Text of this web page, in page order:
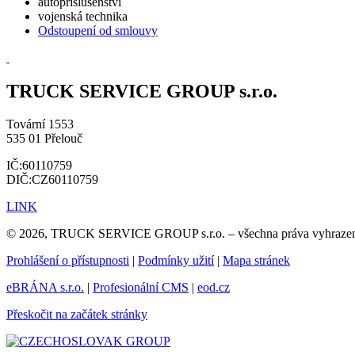
vojenská technika
Odstoupení od smlouvy
TRUCK SERVICE GROUP s.r.o.
Tovární 1553
535 01 Přelouč
IČ:60110759
DIČ:CZ60110759
LINK
© 2026, TRUCK SERVICE GROUP s.r.o. – všechna práva
Prohlášení o přístupnosti | Podmínky užití| Mapa stránek
eBRÁNA s.r.o. | Profesionální CMS | eod.cz
Přeskočit na začátek stránky